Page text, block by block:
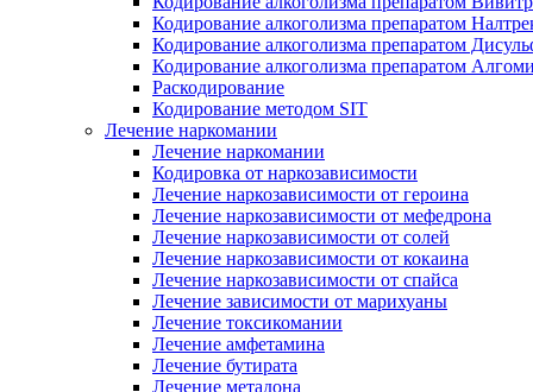
Кодирование алкоголизма препаратом
Кодирование алкоголизма препаратом
Кодирование алкоголизма препаратом
Раскодирование
Кодирование методом SIT
Лечение наркомании
Лечение наркомании
Кодировка от наркозависимости
Лечение наркозависимости от героина
Лечение наркозависимости от мефедрона
Лечение наркозависимости от солей
Лечение наркозависимости от кокаина
Лечение наркозависимости от спайса
Лечение зависимости от марихуаны
Лечение токсикомании
Лечение амфетамина
Лечение бутирата
Лечение метадона